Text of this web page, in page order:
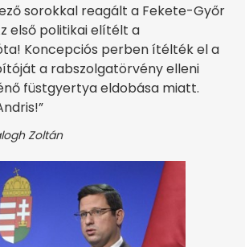
sorokkal reagált a Fekete-Győr
első politikai elítélt a
Koncepciós perben ítélték el a
a rabszolgatörvény elleni
füstgyertya eldobása miatt.
Zoltán